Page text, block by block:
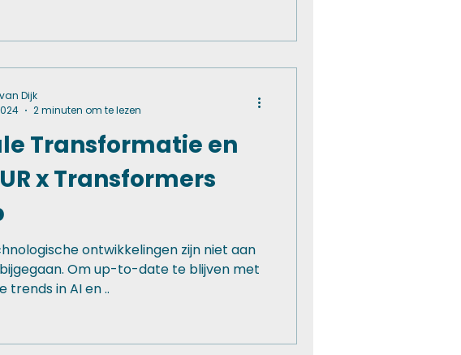
Transformatie en
x Transformers
ontwikkelingen zijn niet aan
Om up-to-date te blijven met
trends in AI en ..
Dijk
2 minuten om te lezen